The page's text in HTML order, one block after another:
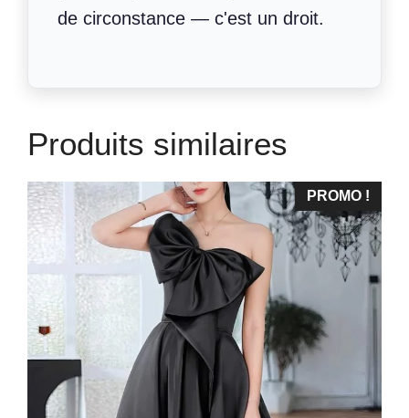
de circonstance — c'est un droit.
Produits similaires
PROMO !